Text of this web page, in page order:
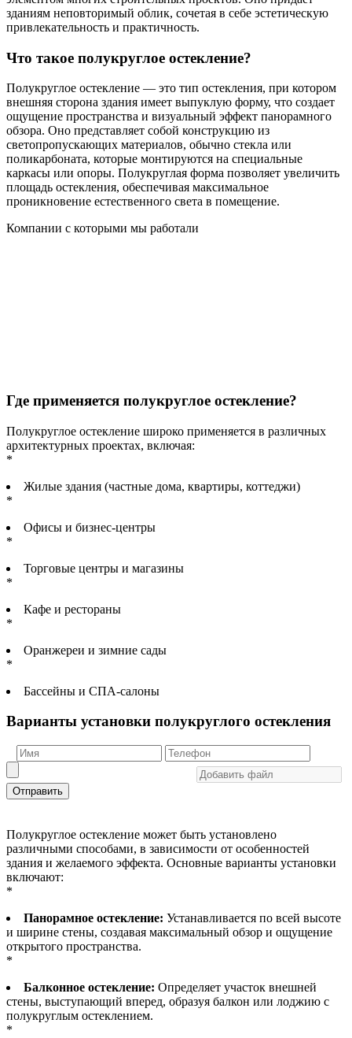
зданиям неповторимый облик, сочетая в себе эстетическую
привлекательность и практичность.
Что такое полукруглое остекление?
Полукруглое остекление — это тип остекления, при котором
внешняя сторона здания имеет выпуклую форму, что создает
ощущение пространства и визуальный эффект панорамного
обзора. Оно представляет собой конструкцию из
светопропускающих материалов, обычно стекла или
поликарбоната, которые монтируются на специальные
каркасы или опоры. Полукруглая форма позволяет увеличить
площадь остекления, обеспечивая максимальное
проникновение естественного света в помещение.
Компании с которыми мы работали
Где применяется полукруглое остекление?
Полукруглое остекление широко применяется в различных
архитектурных проектах, включая:
*
Жилые здания (частные дома, квартиры, коттеджи)
*
Офисы и бизнес-центры
*
Торговые центры и магазины
*
Кафе и рестораны
*
Оранжереи и зимние сады
*
Бассейны и СПА-салоны
Варианты установки полукруглого остекления
Отправить
Полукруглое остекление может быть установлено
различными способами, в зависимости от особенностей
здания и желаемого эффекта. Основные варианты установки
включают:
*
Панорамное остекление: Устанавливается по всей высоте
и ширине стены, создавая максимальный обзор и ощущение
открытого пространства.
*
Балконное остекление: Определяет участок внешней
стены, выступающий вперед, образуя балкон или лоджию с
полукруглым остеклением.
*